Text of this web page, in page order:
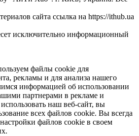
сайта ссылка на https://ithub.ua
исключительно информационный
файлы cookie для
рекламы и для анализа нашего
информацией об использовании
партнерами в рекламе и
наш веб-сайт, вы
всех файлов cookie. Вы всегда
файлов cookie в своем